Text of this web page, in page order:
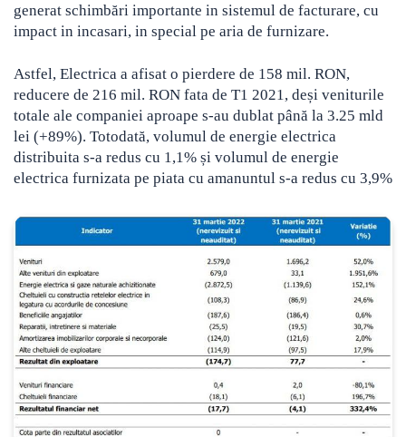
generat schimbări importante in sistemul de facturare, cu
impact in incasari, in special pe aria de furnizare.
Astfel, Electrica a afisat o pierdere de 158 mil. RON,
reducere de 216 mil. RON fata de T1 2021, deși veniturile
totale ale companiei aproape s-au dublat până la 3.25 mld
lei (+89%). Totodată, volumul de energie electrica
distribuita s-a redus cu 1,1% și volumul de energie
electrica furnizata pe piata cu amanuntul s-a redus cu 3,9%